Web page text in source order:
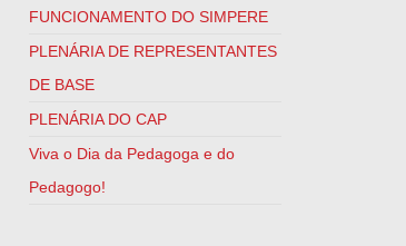
FUNCIONAMENTO DO SIMPERE
PLENÁRIA DE REPRESENTANTES
DE BASE
PLENÁRIA DO CAP
Viva o Dia da Pedagoga e do
Pedagogo!